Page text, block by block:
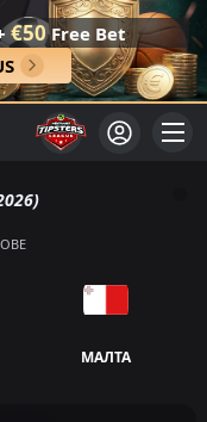
€50Free Bet
МАЛТА